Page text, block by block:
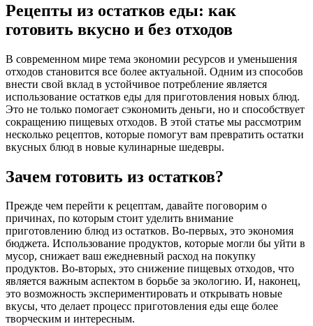
Рецепты из остатков еды: как
готовить вкусно и без отходов
В современном мире тема экономии ресурсов и уменьшения
отходов становится все более актуальной. Одним из способов
внести свой вклад в устойчивое потребление является
использование остатков еды для приготовления новых блюд.
Это не только помогает сэкономить деньги, но и способствует
сокращению пищевых отходов. В этой статье мы рассмотрим
несколько рецептов, которые помогут вам превратить остатки
вкусных блюд в новые кулинарные шедевры.
Зачем готовить из остатков?
Прежде чем перейти к рецептам, давайте поговорим о
причинах, по которым стоит уделить внимание
приготовлению блюд из остатков. Во-первых, это экономия
бюджета. Использование продуктов, которые могли бы уйти в
мусор, снижает ваш ежедневный расход на покупку
продуктов. Во-вторых, это снижение пищевых отходов, что
является важным аспектом в борьбе за экологию. И, наконец,
это возможность экспериментировать и открывать новые
вкусы, что делает процесс приготовления еды еще более
творческим и интересным.